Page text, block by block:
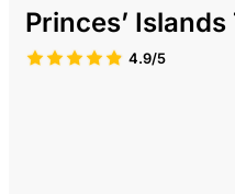
Princes’ Islands
4.9/5